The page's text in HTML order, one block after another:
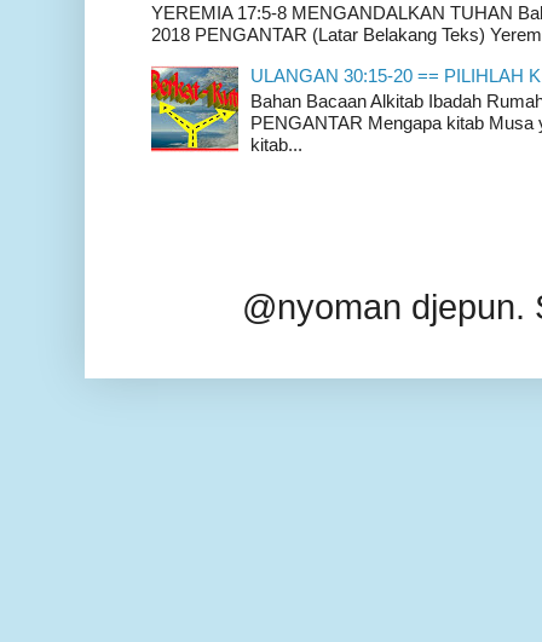
YEREMIA 17:5-8 MENGANDALKAN TUHAN
2018 PENGANTAR (Latar Belakang Teks)
ULANGAN 30:15-20 == PILIHLAH
Bahan Bacaan Alkitab Ibadah
PENGANTAR Mengapa kitab Musa
kitab...
@nyoman